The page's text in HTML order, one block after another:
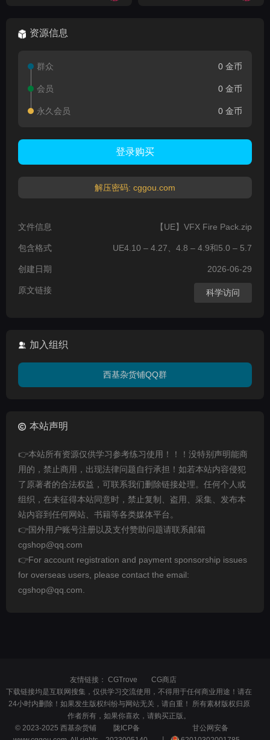
资源信息
群众 0 金币
会员 0 金币
永久会员 0 金币
登录购买
解压密码: cggou.com
文件信息 【UE】VFX Fire Pack.zip
包含格式 UE4.10 – 4.27、4.8 – 4.9和5.0 – 5.7
创建日期 2026-06-29
原文链接 科学访问
加入组织
西基杂货铺QQ群
本站声明
👉本站所有资源仅供学习参考练习使用！！！没特别声明能商
用的，禁止商用，出现法律问题自行承担！如若本站内容侵犯
了原著者的合法权益，可联系我们删除链接处理。任何个人或
组织，在未征得本站同意时，禁止复制、盗用、采集、发布本
站内容到任何网站、书籍等各类媒体平台。
👉国外用户账号注册以及支付赞助问题请联系邮箱
cgshop@qq.com
👉For account registration and payment sponsorship issues
for overseas users, please contact the email:
cgshop@qq.com.
友情链接： CGTrove
CG商店
下载链接均是互联网搜集，仅供学习交流使用，不得用于任何商业用途！请在
24小时内删除！如果发生版权纠纷与网站无关，请自重！ 所有素材版权归原
作者所有，如果你喜欢，请购买正版。
© 2023-2025 西基杂货铺
陇ICP备
甘公网安备